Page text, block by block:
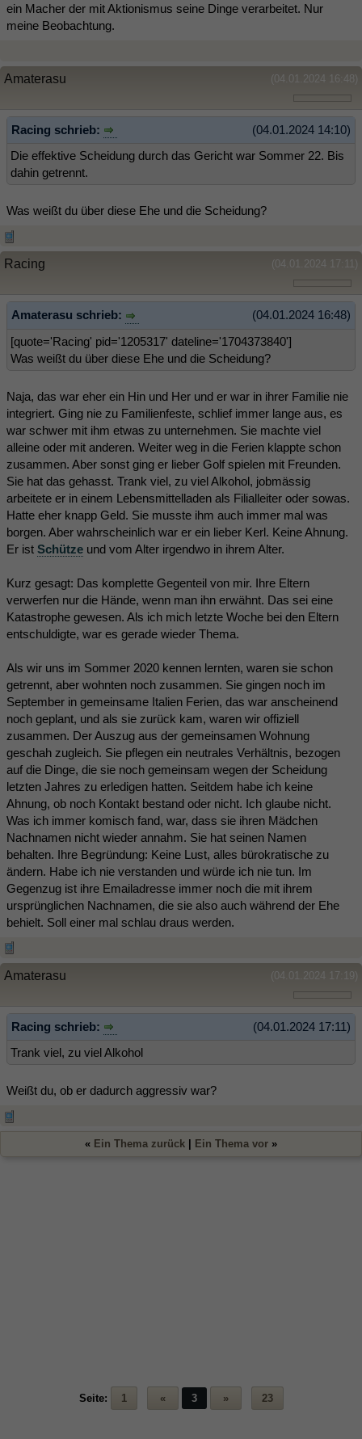
ein Macher der mit Aktionismus seine Dinge verarbeitet. Nur
meine Beobachtung.
(04.01.2024 16:48)
Amaterasu
(04.01.2024 14:10)
Racing schrieb:
Die effektive Scheidung durch das Gericht war Sommer 22. Bis
dahin getrennt.
Was weißt du über diese Ehe und die Scheidung?
(04.01.2024 17:11)
Racing
(04.01.2024 16:48)
Amaterasu schrieb:
[quote='Racing' pid='1205317' dateline='1704373840']
Was weißt du über diese Ehe und die Scheidung?
Naja, das war eher ein Hin und Her und er war in ihrer Familie nie
integriert. Ging nie zu Familienfeste, schlief immer lange aus, es
war schwer mit ihm etwas zu unternehmen. Sie machte viel
alleine oder mit anderen. Weiter weg in die Ferien klappte schon
zusammen. Aber sonst ging er lieber Golf spielen mit Freunden.
Sie hat das gehasst. Trank viel, zu viel Alkohol, jobmässig
arbeitete er in einem Lebensmittelladen als Filialleiter oder sowas.
Hatte eher knapp Geld. Sie musste ihm auch immer mal was
borgen. Aber wahrscheinlich war er ein lieber Kerl. Keine Ahnung.
Er ist Schütze und vom Alter irgendwo in ihrem Alter.
Kurz gesagt: Das komplette Gegenteil von mir. Ihre Eltern
verwerfen nur die Hände, wenn man ihn erwähnt. Das sei eine
Katastrophe gewesen. Als ich mich letzte Woche bei den Eltern
entschuldigte, war es gerade wieder Thema.
Als wir uns im Sommer 2020 kennen lernten, waren sie schon
getrennt, aber wohnten noch zusammen. Sie gingen noch im
September in gemeinsame Italien Ferien, das war anscheinend
noch geplant, und als sie zurück kam, waren wir offiziell
zusammen. Der Auszug aus der gemeinsamen Wohnung
geschah zugleich. Sie pflegen ein neutrales Verhältnis, bezogen
auf die Dinge, die sie noch gemeinsam wegen der Scheidung
letzten Jahres zu erledigen hatten. Seitdem habe ich keine
Ahnung, ob noch Kontakt bestand oder nicht. Ich glaube nicht.
Was ich immer komisch fand, war, dass sie ihren Mädchen
Nachnamen nicht wieder annahm. Sie hat seinen Namen
behalten. Ihre Begründung: Keine Lust, alles bürokratische zu
ändern. Habe ich nie verstanden und würde ich nie tun. Im
Gegenzug ist ihre Emailadresse immer noch die mit ihrem
ursprünglichen Nachnamen, die sie also auch während der Ehe
behielt. Soll einer mal schlau draus werden.
(04.01.2024 17:19)
Amaterasu
(04.01.2024 17:11)
Racing schrieb:
Trank viel, zu viel Alkohol
Weißt du, ob er dadurch aggressiv war?
« Ein Thema zurück Ein Thema vor »
Seite: 1 « 3 » 23